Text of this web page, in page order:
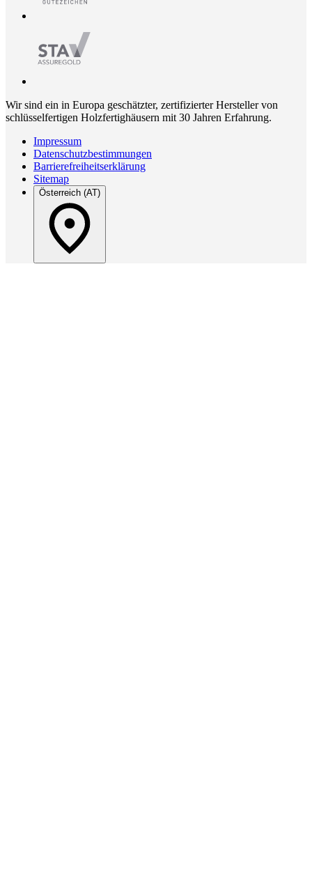
Wir sind ein in Europa geschätzter, zertifizierter Hersteller von
schlüsselfertigen Holzfertighäusern mit 30 Jahren Erfahrung.
Impressum
Datenschutzbestimmungen
Barrierefreiheitserklärung
Sitemap
Österreich (AT)